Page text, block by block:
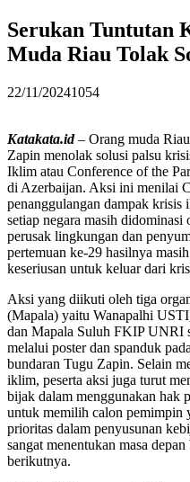
Serukan Tuntutan
Muda Riau Tolak
22/11/20241054
Katakata.id– Orang muda
Zapin menolak solusi palsu
Iklim atau Conference of the
di Azerbaijan. Aksi ini menilai
penanggulangan dampak
setiap negara masih didominasi
perusak lingkungan dan
pertemuan ke-29 hasilnya
keseriusan untuk keluar dari
Aksi yang diikuti oleh tiga
(Mapala) yaitu Wanapalhi
dan Mapala Suluh FKIP UNRI
melalui poster dan spanduk
bundaran Tugu Zapin. Selain
iklim, peserta aksi juga turut
bijak dalam menggunakan hak
untuk memilih calon pemimpin
prioritas dalam penyusunan
sangat menentukan masa
berikutnya.